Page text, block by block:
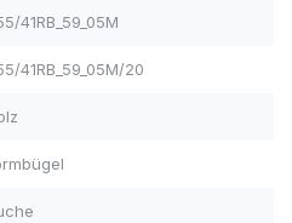
41RB_59_05M
41RB_59_05M/20